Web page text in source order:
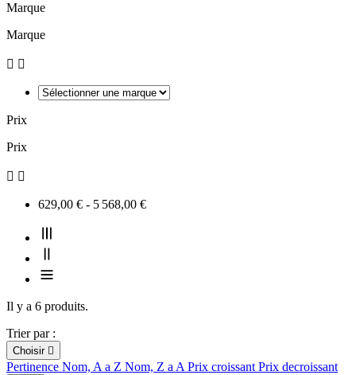
Marque
Marque
 
Prix
Prix
 
629,00 € - 5 568,00 €
Il y a 6 produits.
Trier par :
Choisir 
Pertinence Nom, A a Z Nom, Z a A Prix croissant Prix decroissant